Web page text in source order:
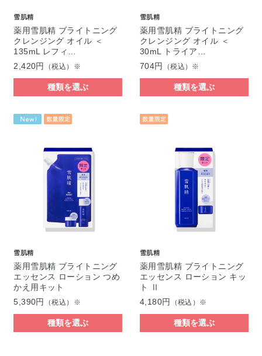
雪肌精
薬用雪肌精 ブライトニング
クレンジング オイル ＜
135mL レフィ…
2,420円
（税込）※
種類を選ぶ
雪肌精
薬用雪肌精 ブライトニング
クレンジング オイル ＜
30mL トライア…
704円
（税込）※
種類を選ぶ
雪肌精
薬用雪肌精 ブライトニング
エッセンス ローション つめ
かえ用キット
5,390円
（税込）※
種類を選ぶ
雪肌精
薬用雪肌精 ブライトニング
エッセンス ローション キッ
ト Ⅱ
4,180円
（税込）※
種類を選ぶ